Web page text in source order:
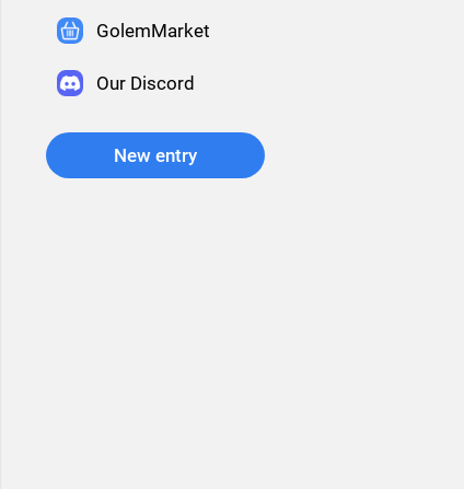
GolemMarket
Our Discord
New entry